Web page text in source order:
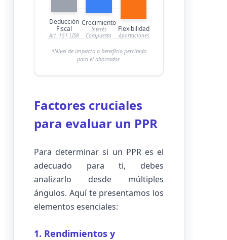
Deducción
Fiscal
Art. 151 LISR
Crecimiento
Interés
Compuesto
Flexibilidad
Aportaciones
*Nivel de impacto o beneficio percibido
para el ahorrador.
Factores cruciales
para evaluar un PPR
Para determinar si un PPR es el
adecuado para ti, debes
analizarlo desde múltiples
ángulos. Aquí te presentamos los
elementos esenciales:
1. Rendimientos y